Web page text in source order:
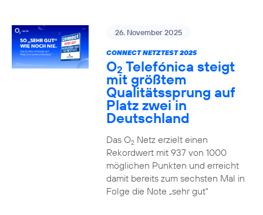
26. November 2025
CONNECT NETZTEST 2025
O2 Telefónica steigt
mit größtem
Qualitätssprung auf
Platz zwei in
Deutschland
Das O2Netz erzielt einen
Rekordwert mit 937 von 1000
möglichen Punkten und erreicht
damit bereits zum sechsten Mal in
Folge die Note „sehr gut“